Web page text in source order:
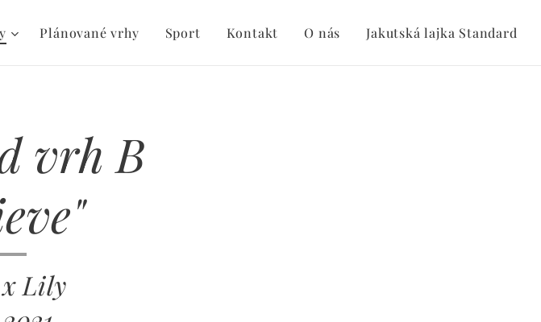
Plánované vrhy Sport Kontakt O nás Jakutská lajka Standard
vrh B
Lily